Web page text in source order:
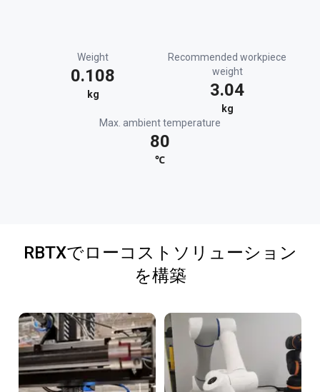
Weight
0.108
kg
Recommended workpiece
weight
3.04
kg
Max. ambient temperature
80
℃
RBTXでローコストソリューション
を構築